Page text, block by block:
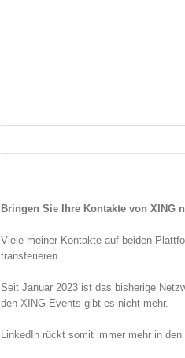
Bringen Sie Ihre Kontakte von XING
Viele meiner Kontakte auf beiden
transferieren.
Seit Januar 2023 ist das bisherige
den XING Events gibt es nicht mehr.
LinkedIn rückt somit immer mehr in